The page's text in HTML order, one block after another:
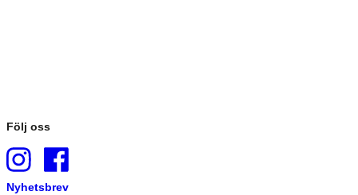
Följ oss
Nyhetsbrev